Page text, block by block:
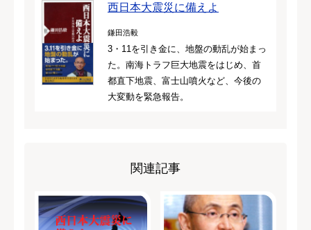
西日本大震災に備えよ
鎌田浩毅
3・11を引き金に、地盤の動乱が始まっ
た。南海トラフ巨大地震をはじめ、首
都直下地震、富士山噴火など、今後の
大変動を緊急報告。
関連記事